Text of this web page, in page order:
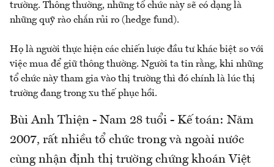
trường. Thông thường, những tổ chức này sẽ có dạng là
những quỹ rào chắn rủi ro (hedge fund).
Họ là người thực hiện các chiến lược đầu tư khác biệt so với
việc mua để giữ thông thường. Người ta tin rằng, khi những
tổ chức này tham gia vào thị trường thì đó chính là lúc thị
trường đang trong xu thế phục hồi.
Bùi Anh Thiện - Nam 28 tuổi - Kế toán: Năm
2007, rất nhiều tổ chức trong và ngoài nước
cùng nhận định thị trường chứng khoán Việt